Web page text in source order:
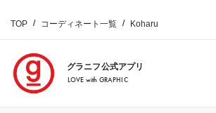
TOP コーディネート一覧 Koharu
グラニフ公式アプリ
LOVE with GRAPHIC